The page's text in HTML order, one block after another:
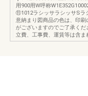
用900用W呼称
⑪1012ラシッサラシッサSラ
意納まり図商品の色は、印
がございますのでご了承く
立費、工事費、運賃等は含ま